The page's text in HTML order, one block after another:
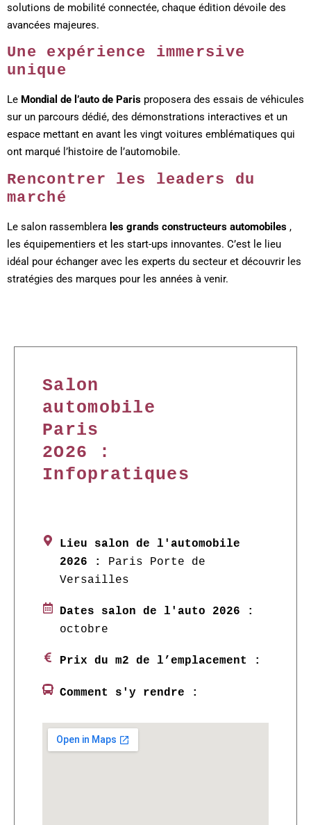
solutions de mobilité connectée, chaque édition dévoile des
avancées majeures.
Une expérience immersive
unique
Le Mondial de l’auto de Paris proposera des essais de véhicules
sur un parcours dédié, des démonstrations interactives et un
espace mettant en avant les vingt voitures emblématiques qui
ont marqué l’histoire de l’automobile.
Rencontrer les leaders du
marché
Le salon rassemblera les grands constructeurs automobiles ,
les équipementiers et les start-ups innovantes. C’est le lieu
idéal pour échanger avec les experts du secteur et découvrir les
stratégies des marques pour les années à venir.
Salon
automobile
Paris
2O26 :
Infopratiques
Lieu salon de l'automobile
2026 : Paris Porte de
Versailles
Dates salon de l'auto 2026 :
octobre
Prix du m2 de l’emplacement :
Comment s'y rendre :